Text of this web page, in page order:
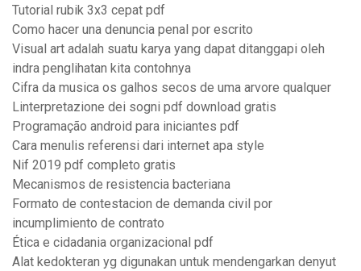
Tutorial rubik 3x3 cepat pdf
Como hacer una denuncia penal por escrito
Visual art adalah suatu karya yang dapat ditanggapi oleh
indra penglihatan kita contohnya
Cifra da musica os galhos secos de uma arvore qualquer
Linterpretazione dei sogni pdf download gratis
Programação android para iniciantes pdf
Cara menulis referensi dari internet apa style
Nif 2019 pdf completo gratis
Mecanismos de resistencia bacteriana
Formato de contestacion de demanda civil por
incumplimiento de contrato
Ética e cidadania organizacional pdf
Alat kedokteran yg digunakan untuk mendengarkan denyut